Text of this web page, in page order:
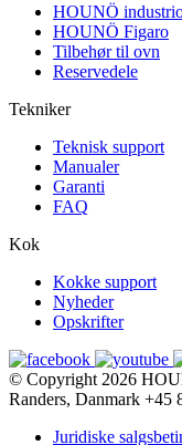
HOUNÖ
HOUNÖ Figaro
Tilbehør til ovn
Reservedele
Tekniker
Teknisk support
Manualer
Garanti
FAQ
Kok
Kokke support
Nyheder
Opskrifter
© Copyright 2026
Randers, Danmark +45
Juridiske